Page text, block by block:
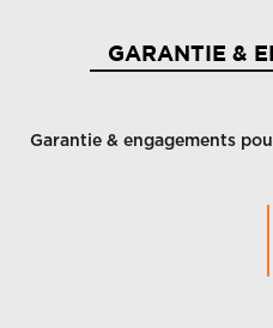
GARANTIE &
Garantie & engagements